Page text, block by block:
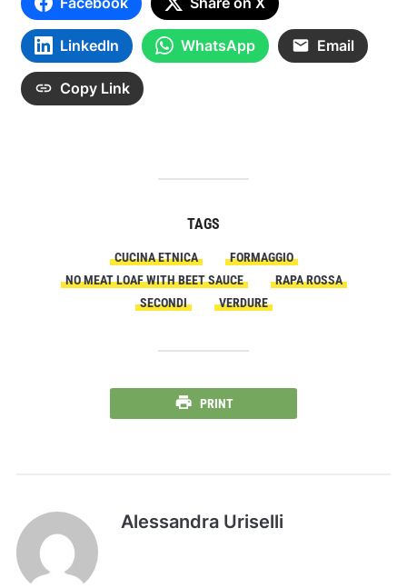
LinkedIn WhatsApp Email
Copy Link
TAGS
CUCINA ETNICA
FORMAGGIO
NO MEAT LOAF WITH BEET SAUCE
RAPA ROSSA
SECONDI
VERDURE
PRINT
Alessandra Uriselli